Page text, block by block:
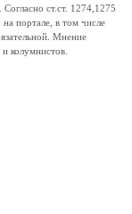
Согласно ст.ст. 1274,1275
портале, в том числе
Мнение
колумнистов.